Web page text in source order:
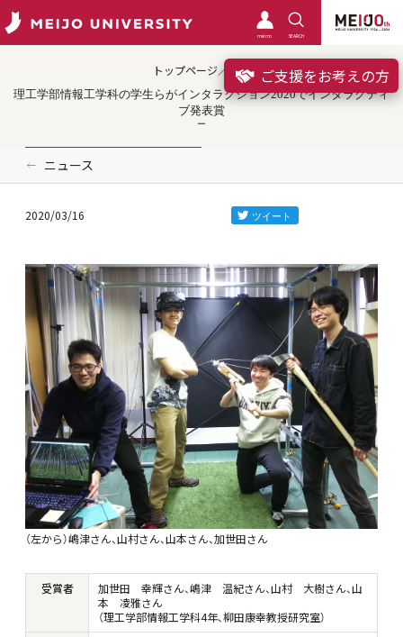
meimo SEARCH
ご支援をお考えの方
トップページ／受賞
理工学部情報工学科の学生らがインタラクション2020でインタラクティ
ブ発表賞
ニュース
2020/03/16
（左から）嶋津さん、山村さん、山本さん、加世田さん
受賞者
加世田 幸輝さん、嶋津 温紀さん、山村 大樹さん、山
本 凌雅さん
（理工学部情報工学科4年、柳田康幸教授研究室）